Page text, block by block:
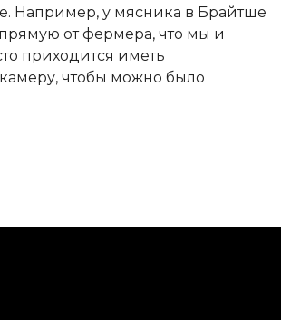
Например, у мясника в Брайтше
от фермера, что мы и
приходится иметь
чтобы можно было